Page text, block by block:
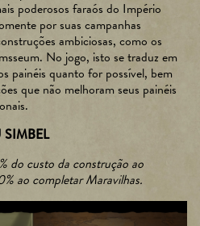
poderosos faraós do Império
por suas campanhas
ambiciosas, como os
No jogo, isto se traduz em
painéis quanto for possível, bem
que não melhoram seus painéis
do custo da construção ao
ao completar Maravilhas.